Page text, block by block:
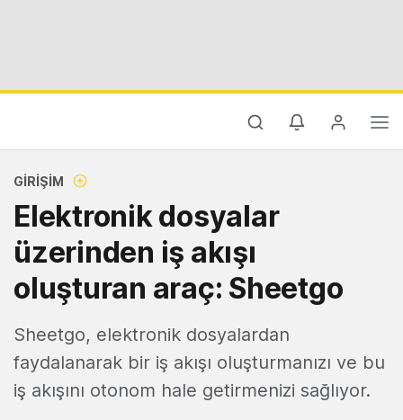
GIRIŞIM
Elektronik dosyalar
üzerinden iş akışı
oluşturan araç: Sheetgo
Sheetgo, elektronik dosyalardan
faydalanarak bir iş akışı oluşturmanızı ve bu
iş akışını otonom hale getirmenizi sağlıyor.